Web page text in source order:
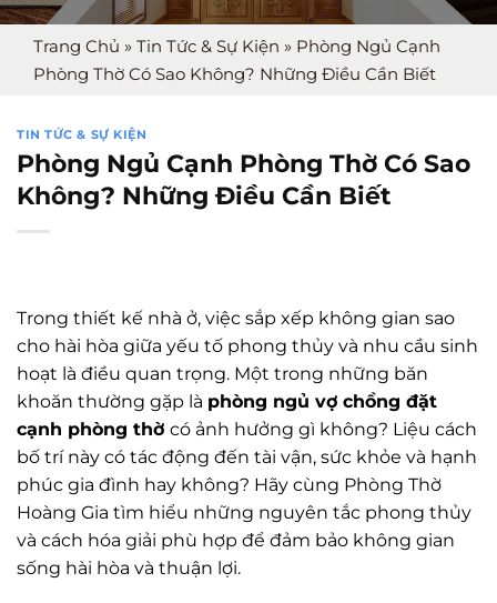
Trang Chủ » Tin Tức & Sự Kiện » Phòng Ngủ Cạnh
Phòng Thờ Có Sao Không? Những Điều Cần Biết
TIN TỨC & SỰ KIỆN
Phòng Ngủ Cạnh Phòng Thờ Có Sao
Không? Những Điều Cần Biết
Trong thiết kế nhà ở, việc sắp xếp không gian sao
cho hài hòa giữa yếu tố phong thủy và nhu cầu sinh
hoạt là điều quan trọng. Một trong những băn
khoăn thường gặp là phòng ngủ vợ chồng đặt
cạnh phòng thờ có ảnh hưởng gì không? Liệu cách
bố trí này có tác động đến tài vận, sức khỏe và hạnh
phúc gia đình hay không? Hãy cùng Phòng Thờ
Hoàng Gia tìm hiểu những nguyên tắc phong thủy
và cách hóa giải phù hợp để đảm bảo không gian
sống hài hòa và thuận lợi.